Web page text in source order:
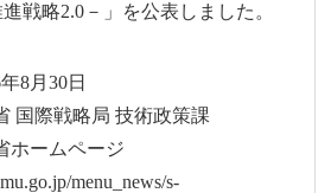
略2.0－」を公表しました。
8月30日
際戦略局 技術政策課
ームページ
menu_news/s-